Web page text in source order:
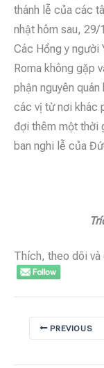
thánh lễ của các
nhật hôm sau, 29/
Các Hồng y người
Roma không gặp
phận nguyên
các vị từ nơi khác
đợi thêm một thời
ban nghi lễ của
Thích, theo dõi và
PREVIOUS